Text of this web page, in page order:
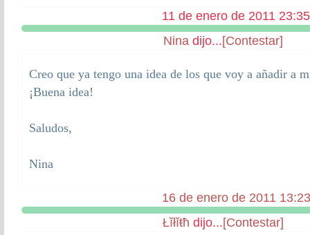
11 de enero de 2011 23:35
Nina dijo...[Contestar]
Creo que ya tengo una idea de los que voy a añadir a
¡Buena idea!
Saludos,
Nina
16 de enero de 2011 13:23
Łĭłĭŧћ dijo...[Contestar]